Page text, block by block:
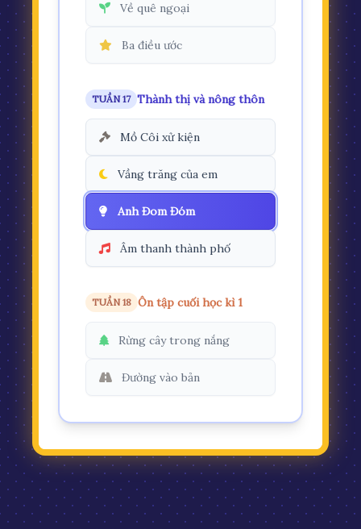
Về quê ngoại
Ba điều ước
TUẦN 17 Thành thị và nông thôn
Mồ Côi xử kiện
Vầng trăng của em
Anh Đom Đóm
Âm thanh thành phố
TUẦN 18 Ôn tập cuối học kì 1
Rừng cây trong nắng
Đường vào bản